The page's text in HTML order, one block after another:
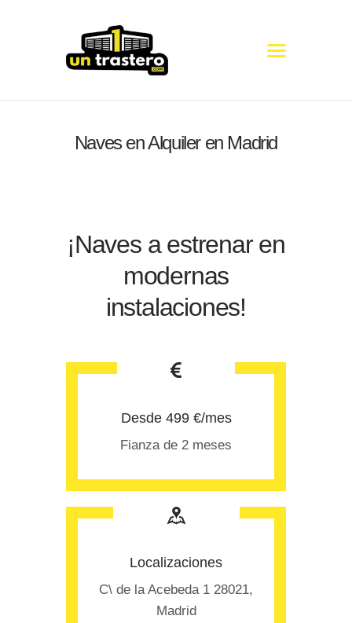
TRASTEROS
GUÍA DE MEDIDAS
Naves en Alquiler en Madrid
¡Naves a estrenar en
modernas
instalaciones!
Desde 499 €/mes
Fianza de 2 meses
Localizaciones
C\ de la Acebeda 1 28021,
Madrid